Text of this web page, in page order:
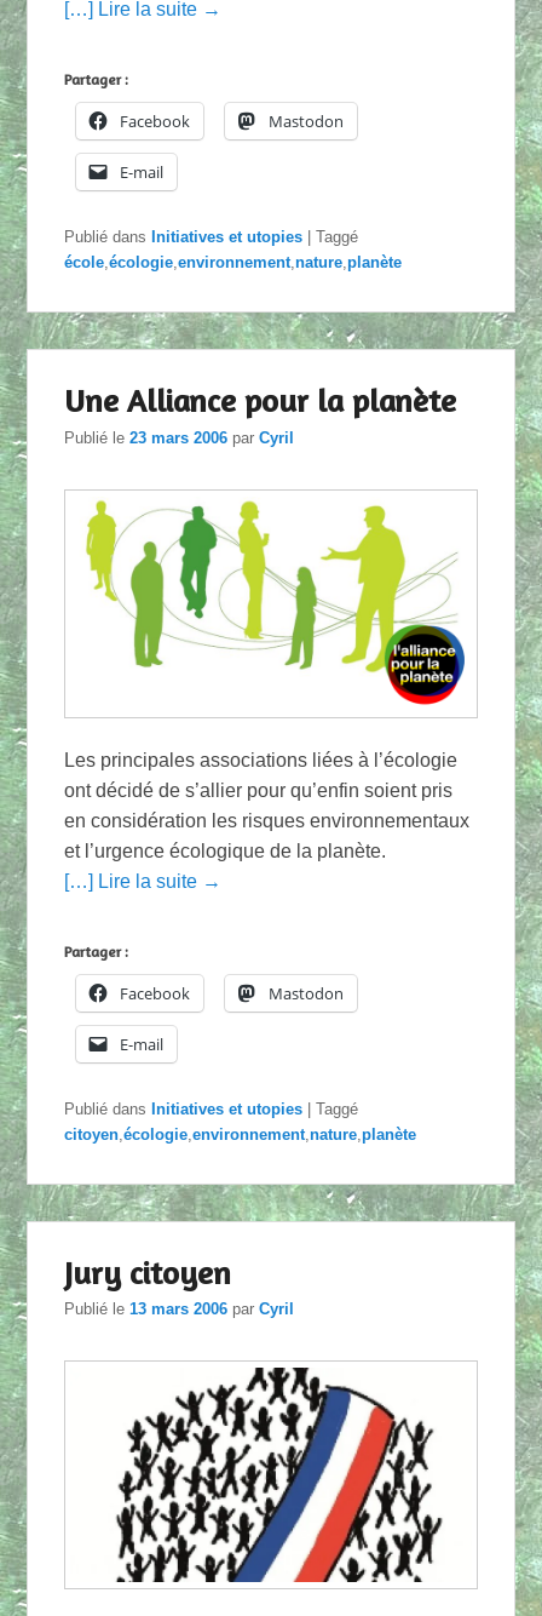
[…] Lire la suite →
Partager :
Facebook Mastodon
E-mail
Publié dans Initiatives et utopies |Taggé
école,écologie,environnement,nature,planète
Une Alliance pour la planète
Publié le23 mars 2006 parCyril
Les principales associations liées à l’écologie
ont décidé de s’allier pour qu’enfin soient pris
en considération les risques environnementaux
et l’urgence écologique de la planète.
[…] Lire la suite →
Partager :
Facebook Mastodon
E-mail
Publié dans Initiatives et utopies |Taggé
citoyen ,écologie ,environnement ,nature ,planète
Jury citoyen
Publié le13 mars 2006 parCyril